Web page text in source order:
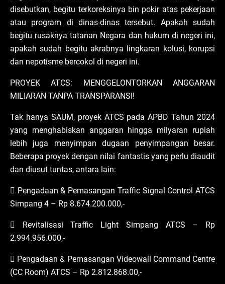
disebutkan, begitu terkoreksinya bin pokir atas pekerjaan
atau program di dinas-dinas tersebut. Apakah sudah
begitu rusaknya tatanan Negara dan hukum di negeri ini,
apakah sudah begitu akrabnya lingkaran kolusi, korupsi
dan nepotisme bercokol di negeri ini.
PROYEK ATCS: MENGGELONTORKAN ANGGARAN
MILIARAN TANPA TRANSPARANSI!
Tak hanya SAUM, proyek ATCS pada APBD Tahun 2024
yang menghabiskan anggaran hingga milyaran rupiah
lebih juga menyimpan dugaan penyimpangan besar.
Beberapa proyek dengan nilai fantastis yang perlu diaudit
dan diusut tuntas, antara lain:
 Pengadaan & Pemasangan Traffic Signal Control ATCS
Simpang 4 – Rp 8.674.200.000,-
 Revitalisasi Traffic Light Simpang ATCS – Rp
2.994.956.000,-
 Pengadaan & Pemasangan Videowall Command Centre
(CC Room) ATCS – Rp 2.812.868.00,-